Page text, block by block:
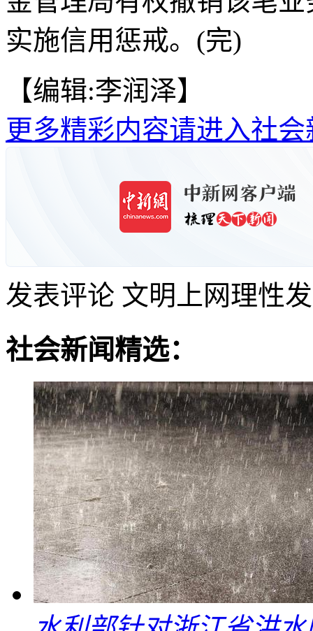
实施信用惩戒。(完)
【编辑:李润泽】
更多精彩内容请进入社会
发表评论 文明上网理性
社会新闻精选：